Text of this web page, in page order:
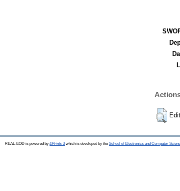
REAL-EOD is powered by EPrints 3which is developed by the School of Electronics and Computer